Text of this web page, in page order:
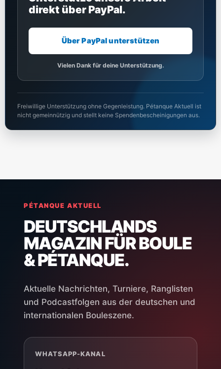
direkt über PayPal.
Über PayPal unterstützen
Vielen Dank für deine Unterstützung.
Freiwillige Unterstützung ohne Gegenleistung. Pétanque Aktuell ist
nicht gemeinnützig und stellt keine Spendenbescheinigungen aus.
PÉTANQUE AKTUELL
DEUTSCHLANDS
MAGAZIN FÜR BOULE
& PÉTANQUE.
Aktuelle Nachrichten, Turniere, Ranglisten
und Podcastfolgen aus der deutschen und
internationalen Bouleszene.
WHATSAPP-KANAL